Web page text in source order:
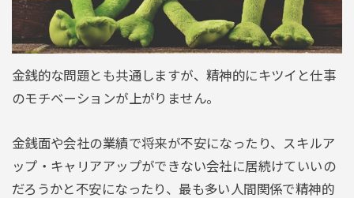
金銭的な問題とも共通しますが、精神的にキツイと仕事
のモチベーションが上がりません。
金銭面や会社の業績で将来が不安になったり、スキルア
ップ・キャリアアップができない会社に居続けていいの
だろうかと不安になったり、最も多い人間関係で精神的